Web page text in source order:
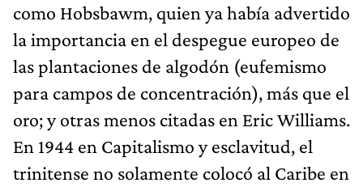
como Hobsbawm, quien ya había advertido
la importancia en el despegue europeo de
las plantaciones de algodón (eufemismo
para campos de concentración), más que el
oro; y otras menos citadas en Eric Williams.
En 1944 en Capitalismo y esclavitud, el
trinitense no solamente colocó al Caribe en